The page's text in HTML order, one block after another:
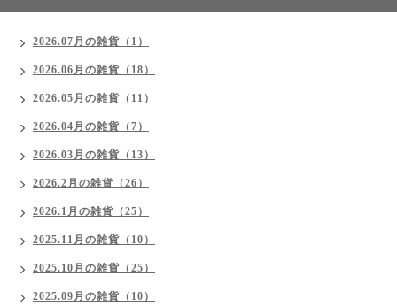
2026.07月の雑貨（1）
2026.06月の雑貨（18）
2026.05月の雑貨（11）
2026.04月の雑貨（7）
2026.03月の雑貨（13）
2026.2月の雑貨（26）
2026.1月の雑貨（25）
2025.11月の雑貨（10）
2025.10月の雑貨（25）
2025.09月の雑貨（10）